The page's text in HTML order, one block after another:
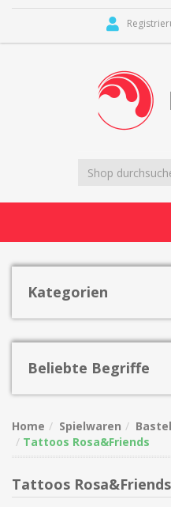
Kategorien
Beliebte Begriffe
Home Spielwaren
Tattoos Rosa&Friends
Tattoos Rosa&Friends